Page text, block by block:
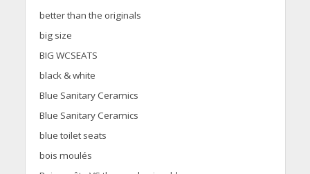
better than the originals
big size
BIG WCSEATS
black & white
Blue Sanitary Ceramics
Blue Sanitary Ceramics
blue toilet seats
bois moulés